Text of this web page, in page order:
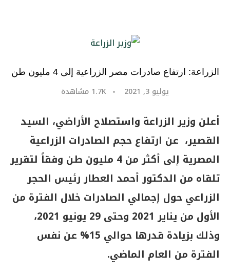
الزراعة: ارتفاع صادرات مصر الزراعية إلى 4 مليون طن
يوليو 3, 2021 1.7K مشاهدة
أعلن وزير الزراعة واستصلاح الأراضي، السيد
القصير، عن ارتفاع حجم الصادرات الزراعية
المصرية إلى أكثر من 4 مليون طن وفقاً لتقرير
تلقاه من الدكتور أحمد العطار رئيس الحجر
الزراعي حول إجمالي الصادرات خلال الفترة من
الأول من يناير 2021 وحتى 29 يونيو 2021،
وذلك بزيادة قدرها حوالي 15% عن نفس
الفترة من العام الماضي.